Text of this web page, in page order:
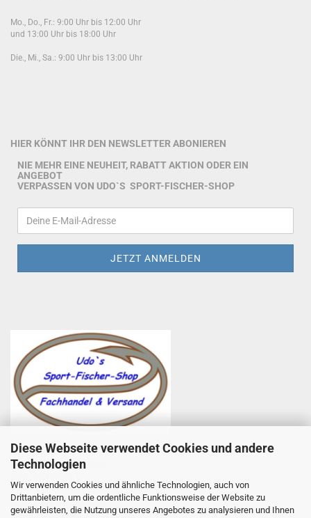
Diese Webseite verwendet Cookies und andere
Technologien
Wir verwenden Cookies und ähnliche Technologien, auch von
Drittanbietern, um die ordentliche Funktionsweise der Website zu
gewährleisten, die Nutzung unseres Angebotes zu analysieren und Ihnen
Mo., Do., Fr.: 9:00 Uhr bis 12:00 Uhr
und 13:00 Uhr bis 18:00 Uhr
Die., Mi., Sa.: 9:00 Uhr bis 13:00 Uhr
HIER KÖNNT IHR DEN NEWSLETTER ABONIEREN
NIE MEHR EINE NEUHEIT, RABATT AKTION ODER EIN
ANGEBOT
VERPASSEN VON UDO`S SPORT-FISCHER-SHOP
Udo Totzauer
Udo`s Sport-Fischer-Shop
97753 Karlstadt
Telefon +49 9353 985440